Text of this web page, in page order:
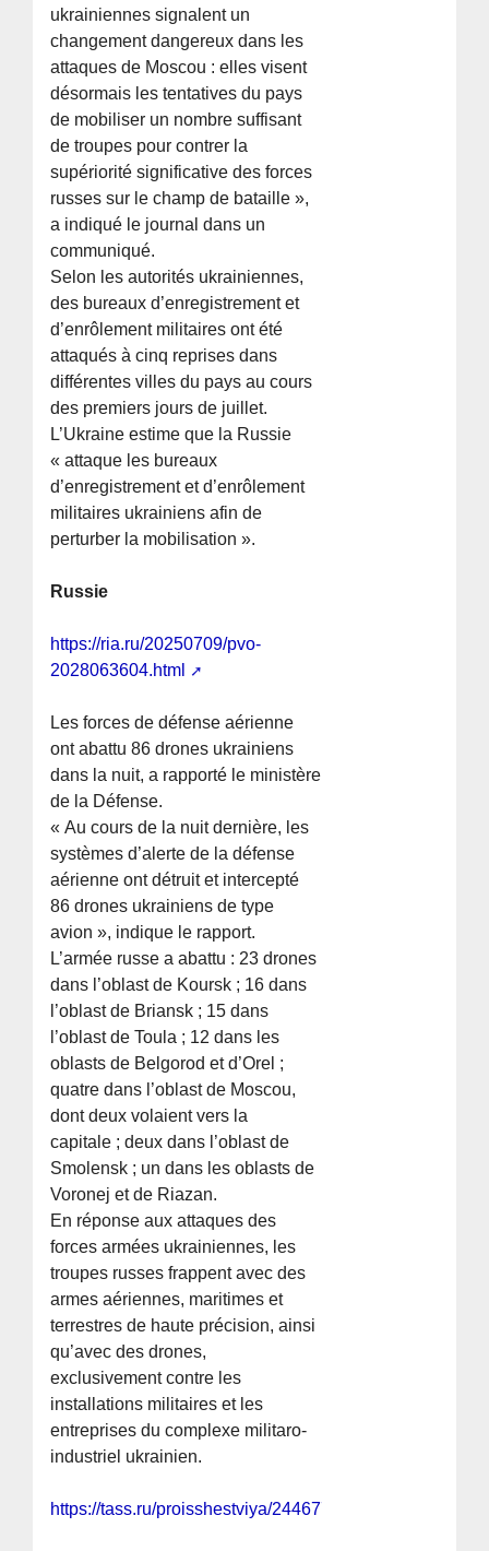
ukrainiennes signalent un
changement dangereux dans les
attaques de Moscou : elles visent
désormais les tentatives du pays
de mobiliser un nombre suffisant
de troupes pour contrer la
supériorité significative des forces
russes sur le champ de bataille »,
a indiqué le journal dans un
communiqué.
Selon les autorités ukrainiennes,
des bureaux d’enregistrement et
d’enrôlement militaires ont été
attaqués à cinq reprises dans
différentes villes du pays au cours
des premiers jours de juillet.
L’Ukraine estime que la Russie
« attaque les bureaux
d’enregistrement et d’enrôlement
militaires ukrainiens afin de
perturber la mobilisation ».
Russie
https://ria.ru/20250709/pvo-
2028063604.html
Les forces de défense aérienne
ont abattu 86 drones ukrainiens
dans la nuit, a rapporté le ministère
de la Défense.
« Au cours de la nuit dernière, les
systèmes d’alerte de la défense
aérienne ont détruit et intercepté
86 drones ukrainiens de type
avion », indique le rapport.
L’armée russe a abattu : 23 drones
dans l’oblast de Koursk ; 16 dans
l’oblast de Briansk ; 15 dans
l’oblast de Toula ; 12 dans les
oblasts de Belgorod et d’Orel ;
quatre dans l’oblast de Moscou,
dont deux volaient vers la
capitale ; deux dans l’oblast de
Smolensk ; un dans les oblasts de
Voronej et de Riazan.
En réponse aux attaques des
forces armées ukrainiennes, les
troupes russes frappent avec des
armes aériennes, maritimes et
terrestres de haute précision, ainsi
qu’avec des drones,
exclusivement contre les
installations militaires et les
entreprises du complexe militaro-
industriel ukrainien.
https://tass.ru/proisshestviya/24467789